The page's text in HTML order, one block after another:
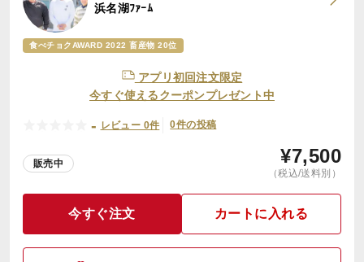
浜名湖ﾌｧｰﾑ
食べチョクAWARD 2022 畜産物 20位
アプリ初回注文限定
今すぐ使えるクーポンプレゼント中
- レビュー 0件 0件の投稿
販売中 ¥7,500
（税込/送料別）
今すぐ注文 カートに入れる